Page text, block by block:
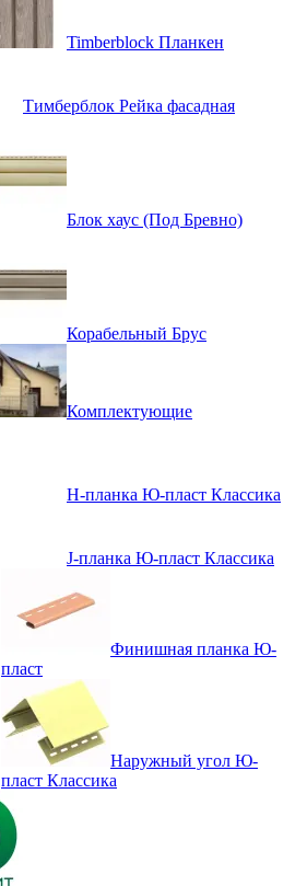
Timberblock Планкен
Тимберблок Рейка фасадная
Блок хаус (Под Бревно)
Корабельный Брус
Комплектующие
H-планка Ю-пласт Классика
J-планка Ю-пласт Классика
Финишная планка Ю-
пласт
Наружный угол Ю-
пласт Классика